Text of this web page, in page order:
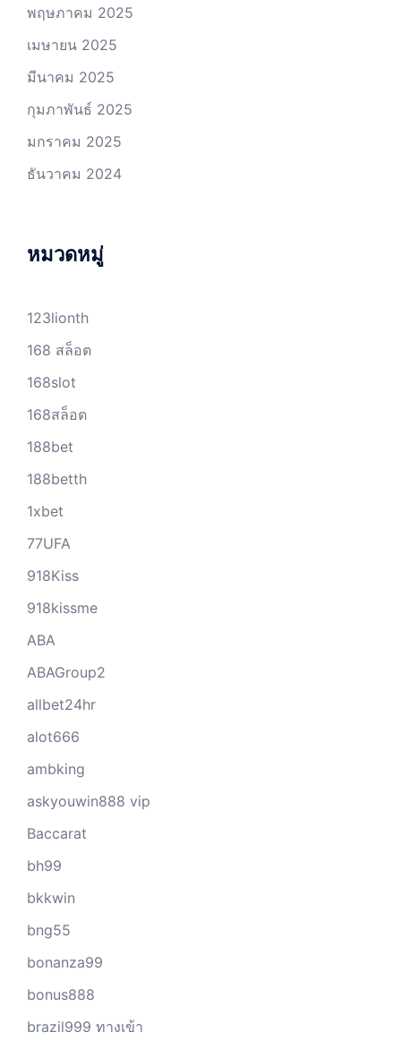
พฤษภาคม 2025
เมษายน 2025
มีนาคม 2025
กุมภาพันธ์ 2025
มกราคม 2025
ธันวาคม 2024
หมวดหมู่
123lionth
168 สล็อต
168slot
168สล็อต
188bet
188betth
1xbet
77UFA
918Kiss
918kissme
ABA
ABAGroup2
allbet24hr
alot666
ambking
askyouwin888 vip
Baccarat
bh99
bkkwin
bng55
bonanza99
bonus888
brazil999 ทางเข้า